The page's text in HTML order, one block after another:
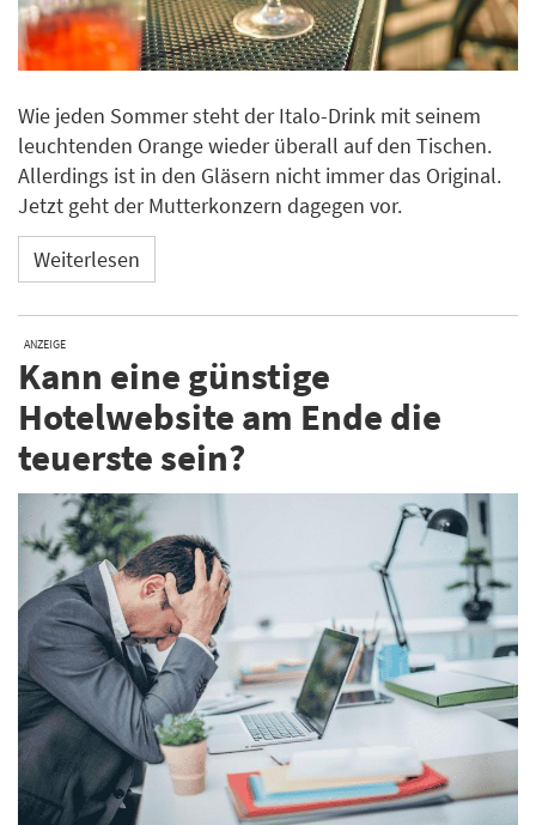
Wie jeden Sommer steht der Italo-Drink mit seinem
leuchtenden Orange wieder überall auf den Tischen.
Allerdings ist in den Gläsern nicht immer das Original.
Jetzt geht der Mutterkonzern dagegen vor.
Weiterlesen
ANZEIGE
Kann eine günstige
Hotelwebsite am Ende die
teuerste sein?